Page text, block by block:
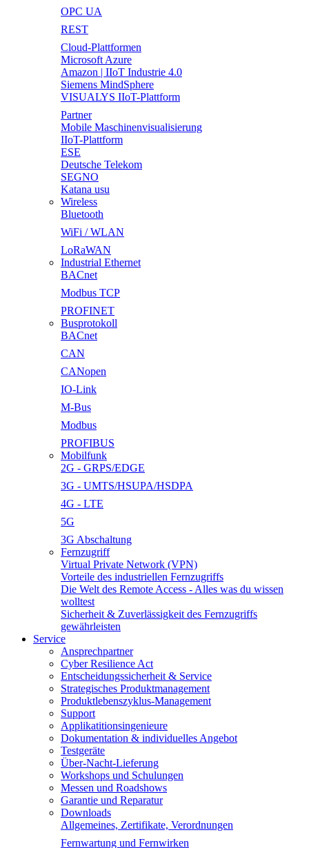
OPC UA
REST
Cloud-Plattformen
Microsoft Azure
Amazon | IIoT Industrie 4.0
Siemens MindSphere
VISUALYS IIoT-Plattform
Partner
Mobile Maschinenvisualisierung
IIoT-Plattform
ESE
Deutsche Telekom
SEGNO
Katana usu
Wireless
Bluetooth
WiFi / WLAN
LoRaWAN
Industrial Ethernet
BACnet
Modbus TCP
PROFINET
Busprotokoll
BACnet
CAN
CANopen
IO-Link
M-Bus
Modbus
PROFIBUS
Mobilfunk
2G - GRPS/EDGE
3G - UMTS/HSUPA/HSDPA
4G - LTE
5G
3G Abschaltung
Fernzugriff
Virtual Private Network (VPN)
Vorteile des industriellen Fernzugriffs
Die Welt des Remote Access - Alles was du wissen
wolltest
Sicherheit & Zuverlässigkeit des Fernzugriffs
gewährleisten
Service
Ansprechpartner
Cyber Resilience Act
Entscheidungssicherheit & Service
Strategisches Produktmanagement
Produktlebenszyklus-Management
Support
Applikatitionsingenieure
Dokumentation & individuelles Angebot
Testgeräte
Über-Nacht-Lieferung
Workshops und Schulungen
Messen und Roadshows
Garantie und Reparatur
Downloads
Allgemeines, Zertifikate, Verordnungen
Fernwartung und Fernwirken